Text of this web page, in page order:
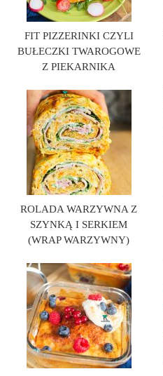
FIT PIZZERINKI CZYLI
BUŁECZKI TWAROGOWE
Z PIEKARNIKA
ROLADA WARZYWNA Z
SZYNKĄ I SERKIEM
(WRAP WARZYWNY)